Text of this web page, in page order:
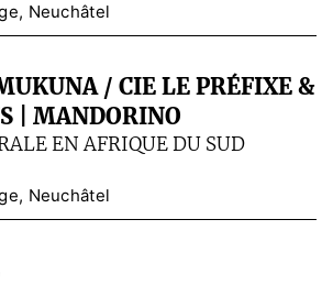
Neuchâtel
/ CIE LE PRÉFIXE &
| MANDORINO
EN AFRIQUE DU SUD
Neuchâtel